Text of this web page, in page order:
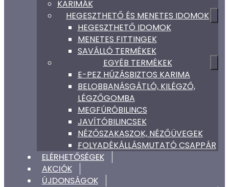
KARIMÁK
HEGESZTHETŐ ÉS MENETES IDOMOK
HEGESZTHETŐ IDOMOK
MENETES FITTINGEK
SAVÁLLÓ TERMÉKEK
EGYÉB TERMÉKEK
E-PEZ HÚZÁSBIZTOS KARIMA
BELOBBANÁSGÁTLÓ, KILÉGZŐ,
LÉGZŐGOMBA
MEGFÚRÓBILINCS
JAVÍTÓBILINCSEK
NÉZŐSZAKASZOK, NÉZŐÜVEGEK
FOLYADÉKÁLLÁSMUTATÓ CSAPPÁR
ELÉRHETŐSÉGEK
AKCIÓK
ÚJDONSÁGOK